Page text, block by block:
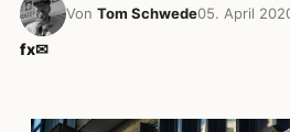
Von Tom Schwede05. April
fx✉